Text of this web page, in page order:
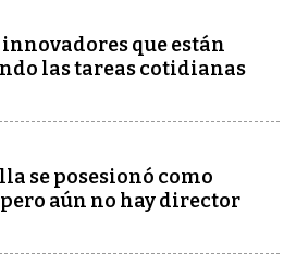
innovadores que están
las tareas cotidianas
se posesionó como
aún no hay director